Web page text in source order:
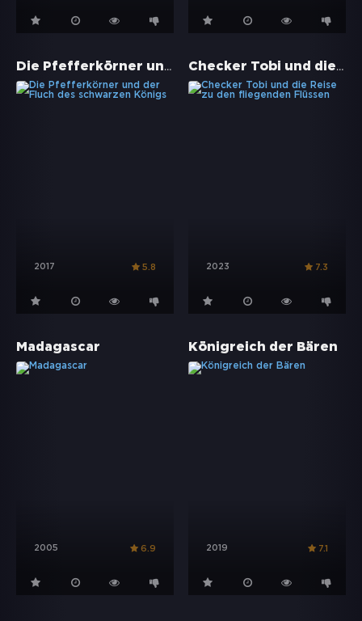
Die Pfefferkörner und der Fluch des schwarzen Königs
2017 5.8
Checker Tobi und die Reise zu den fliegenden Flüssen
2023 7.3
Madagascar
2005 6.9
Königreich der Bären
2019 7.1